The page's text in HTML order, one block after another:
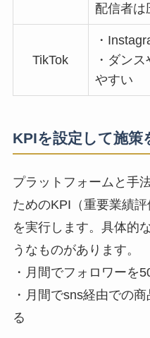
配信者は
TikTok
・
・ダン
やすい
KPIを設定して施策
プラットフォームと手
ためのKPI（重要業績
を実行します。 具体的
うなものがあります。
・月間でフォロワーを
・月間でsns経由での
る